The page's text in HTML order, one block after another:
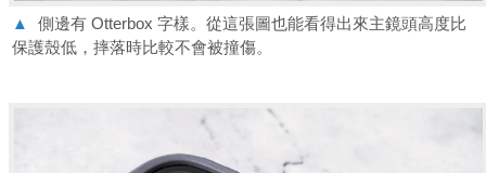
▲
側邊有 Otterbox 字樣。從這張圖也能看得出來主鏡頭高度比
保護殼低，摔落時比較不會被撞傷。